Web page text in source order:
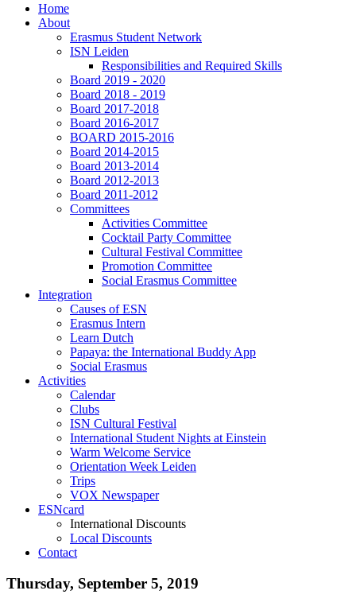
Home
About
Erasmus Student Network
ISN Leiden
Responsibilities and Required Skills
Board 2019 - 2020
Board 2018 - 2019
Board 2017-2018
Board 2016-2017
BOARD 2015-2016
Board 2014-2015
Board 2013-2014
Board 2012-2013
Board 2011-2012
Committees
Activities Committee
Cocktail Party Committee
Cultural Festival Committee
Promotion Committee
Social Erasmus Committee
Integration
Causes of ESN
Erasmus Intern
Learn Dutch
Papaya: the International Buddy App
Social Erasmus
Activities
Calendar
Clubs
ISN Cultural Festival
International Student Nights at Einstein
Warm Welcome Service
Orientation Week Leiden
Trips
VOX Newspaper
ESNcard
International Discounts
Local Discounts
Contact
Thursday, September 5, 2019